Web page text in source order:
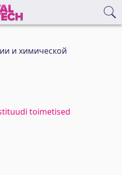
и химической
toimetised